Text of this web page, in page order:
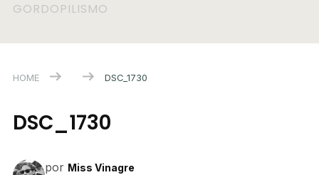
GORDOPILISMO
HOME DSC_1730
DSC_1730
por Miss Vinagre